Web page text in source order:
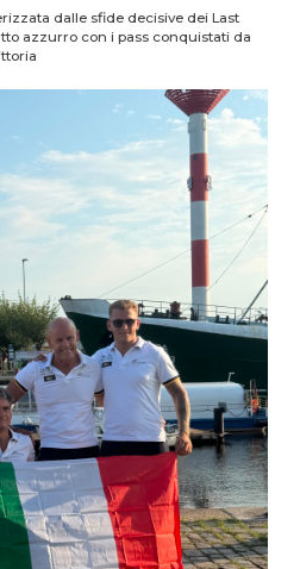
dalle sfide decisive dei Last
azzurro con i pass conquistati da